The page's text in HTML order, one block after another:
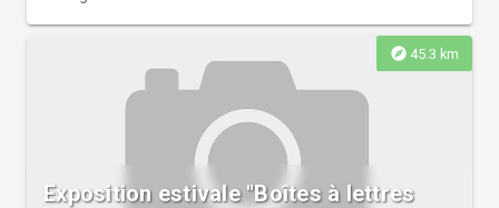
explore 45.3 km
Exposition estivale "Boîtes à lettres